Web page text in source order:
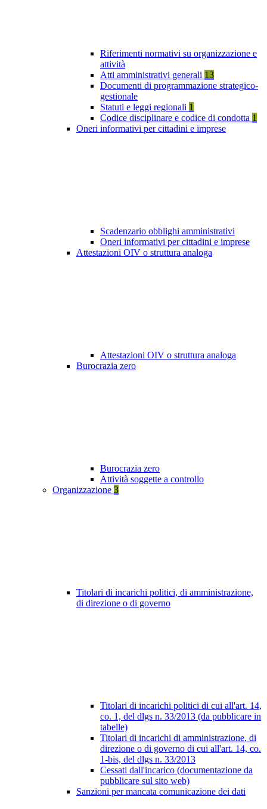
Riferimenti normativi su organizzazione e
attività
Atti amministrativi generali 13
Documenti di programmazione strategico-
gestionale
Statuti e leggi regionali 1
Codice disciplinare e codice di condotta 1
Oneri informativi per cittadini e imprese
Scadenzario obblighi amministrativi
Oneri informativi per cittadini e imprese
Attestazioni OIV o struttura analoga
Attestazioni OIV o struttura analoga
Burocrazia zero
Burocrazia zero
Attività soggette a controllo
Organizzazione 3
Titolari di incarichi politici, di amministrazione,
di direzione o di governo
Titolari di incarichi politici di cui all'art. 14,
co. 1, del dlgs n. 33/2013 (da pubblicare in
tabelle)
Titolari di incarichi di amministrazione, di
direzione o di governo di cui all'art. 14, co.
1-bis, del dlgs n. 33/2013
Cessati dall'incarico (documentazione da
pubblicare sul sito web)
Sanzioni per mancata comunicazione dei dati